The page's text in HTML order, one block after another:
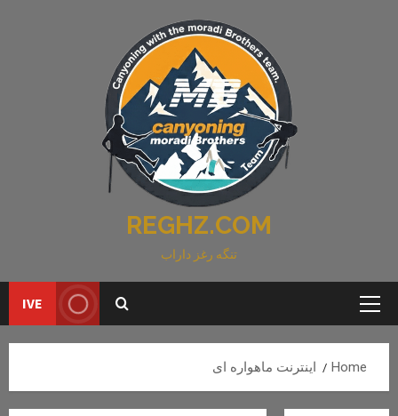
REGHZ.COM
تنگه رغز داراب
Primary
IVE
Home اینترنت ماهواره ای